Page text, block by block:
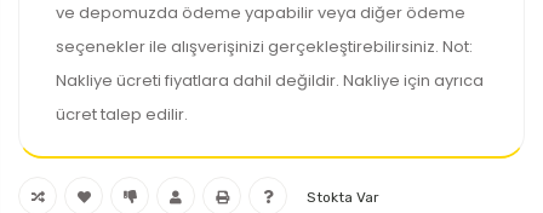
ve depomuzda ödeme yapabilir veya diğer ödeme
seçenekler ile alışverişinizi gerçekleştirebilirsiniz. Not:
Nakliye ücreti fiyatlara dahil değildir. Nakliye için ayrıca
ücret talep edilir.
Stokta Var